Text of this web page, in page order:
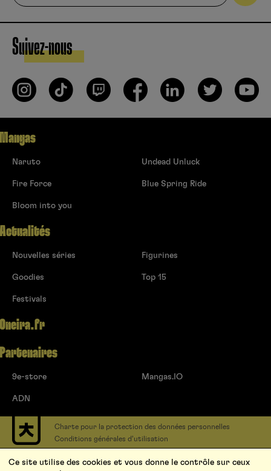
Suivez-nous
Mangas
Naruto
Fire Force
Bloom into you
Undead Unluck
Blue Spring Ride
Actualités
Nouvelles séries
Goodies
Festivals
Figurines
Top 15
Oneira.fr
Partenaires
9e-store
ADN
Mangas.IO
Charte pour la protection des données personnelles
Conditions générales d’utilisation
Contact
Soumettre un projet
Ce site utilise des cookies et vous donne le contrôle sur ceux